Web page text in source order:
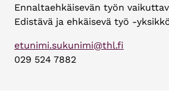
Ennaltaehkäisevän työn
Edistävä ja ehkäisevä työ -
etunimi.sukunimi@thl.fi
029 524 7882